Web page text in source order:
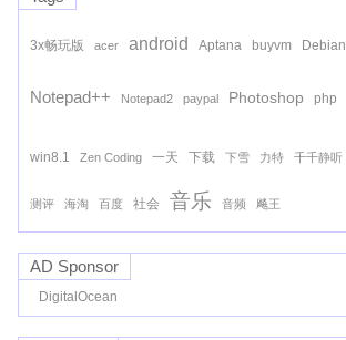
3x畅玩版 acer android Aptana buyvm Debian
Notepad++ Notepad2 paypal Photoshop php
win8.1 Zen Coding 一天 下载 下雪 力特 千千静听
测评 海淘 百度 社会 音乐 音频 飚王
AD Sponsor
DigitalOcean